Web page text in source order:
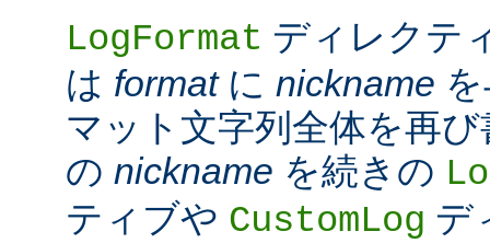
LogFormat ディレクテ
は formatに nickname
マット文字列全体を再
の nickname を続きの
ティブや CustomLog デ